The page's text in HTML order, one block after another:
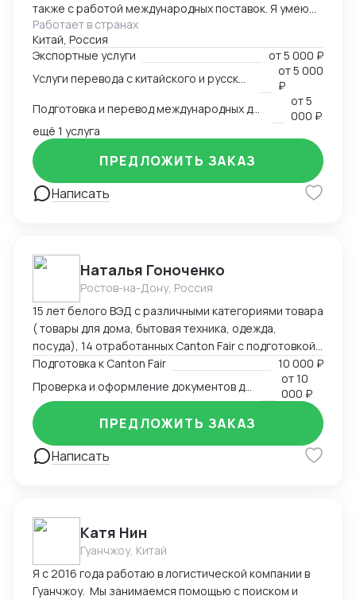
также с работой международных поставок. Я умею
вести переговоры с зарубежными партнерами,
заключать контракты, а также решать вопросы,
связанные с логистикой и таможней. Могу
предоставить консультации по внешней торговле.
Работает в странах
Китай, Россия
Экспортные услуги
от5 000 ₽
от5 000
₽
от5
000 ₽
ещё 1 услуга
Написать
ПРЕДЛОЖИТЬ ЗАКАЗ
Наталья Гоноченко
Ростов-на-Дону, Россия
15 лет белого ВЭД с различными категориями товара
( товары для дома, бытовая техника, одежда,
посуда), 14 отработанных Canton Fair с подготовкой,
анализом и подбором ассортиментной матрицы.
Подготовка полного пакета документов включая
сертификацию, образцы, ввоз и оформление.
Оформление полного пакета документов для ТО и
доставки, просчет юнит экономики. Контроль
платежей через третьи страны и проверка
корректности Валютного контроля.
Подготовка к Canton Fair
10 000 ₽
от10
000 ₽
Написать
ПРЕДЛОЖИТЬ ЗАКАЗ
Катя Нин
Гуанчжоу, Китай
Я с 2016 года работаю в логистической компании в
Гуанчжоу. Мы занимаемся помощью с поиском и